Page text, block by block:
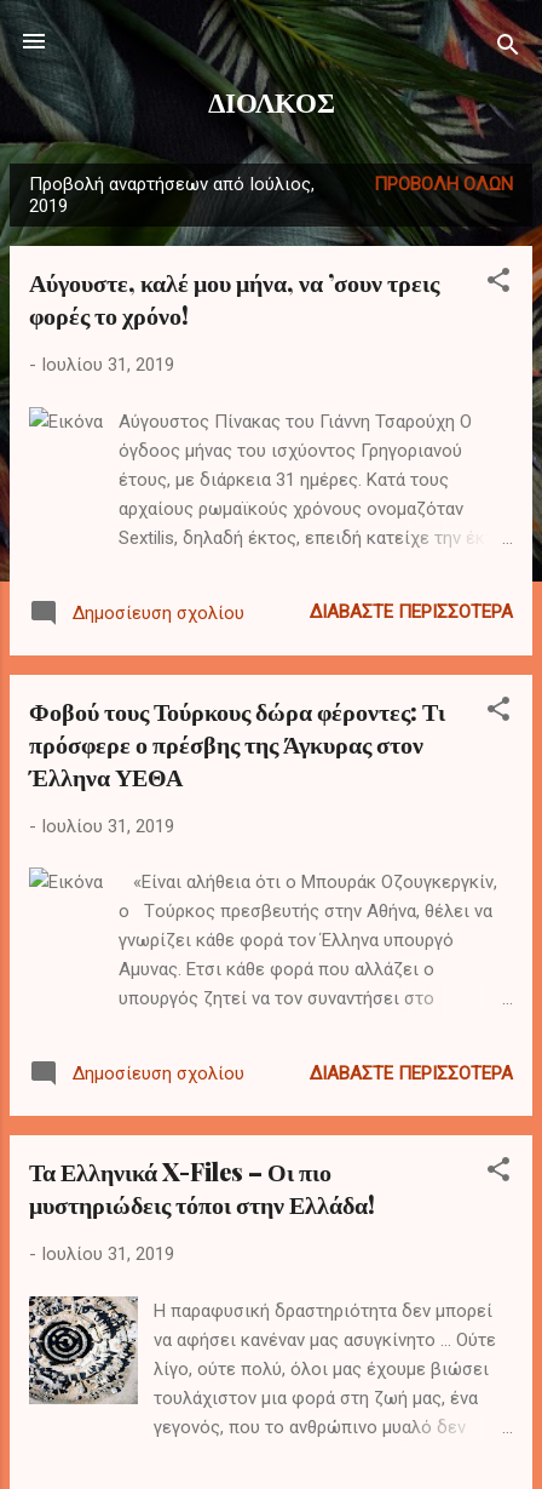
Μετάβαση στο κύριο περιεχόμενο
ΔΙΟΛΚΟΣ
ν
Προβολή αναρτήσεων από Ιούλιος,
2019
ΠΡΟΒΟΛΉ ΌΛΩΝ
Αύγουστε, καλέ μου μήνα, να ’σουν τρεις
φορές το χρόνο!
- Ιουλίου 31, 2019
Αύγουστος Πίνακας του Γιάννη Τσαρούχη Ο
όγδοος μήνας του ισχύοντος Γρηγοριανού
έτους, με διάρκεια 31 ημέρες. Κατά τους
αρχαίους ρωμαϊκούς χρόνους ονομαζόταν
Sextilis, δηλαδή έκτος, επειδή κατείχε την έκτη
προστέθηκαν δύο ακόμη μήνες, ο Ιανουάριος
και ο Φεβρουάριος, και ο Σεξτίλις κατείχε την
ημερολόγιο.
Δημοσίευση σχολίου ΔΙΑΒΆΣΤΕ ΠΕΡΙΣΣΌΤΕΡΑ
Φοβού τους Τούρκους δώρα φέροντες: Τι
πρόσφερε ο πρέσβης της Άγκυρας στον
Έλληνα ΥΕΘΑ
- Ιουλίου 31, 2019
«Eίναι αλήθεια ότι ο Μπουράκ Οζουγκεργκίν,
ο Tούρκος πρεσβευτής στην Αθήνα, θέλει να
γνωρίζει κάθε φορά τον Έλληνα υπουργό
Αμυνας. Ετσι κάθε φορά που αλλάζει ο
υπουργός ζητεί να τον συναντήσει στο
ενδιαφέρουσα παρατήρηση: « Και κάθε φορά
έρχεται με τα δώρα του. Τα ίδια κάθε φορά.
στυλ, στα οποία μάλιστα δίνει ιστορική
διάσταση:
Δημοσίευση σχολίου ΔΙΑΒΆΣΤΕ ΠΕΡΙΣΣΌΤΕΡΑ
Τα Ελληνικά X-Files – Οι πιο
μυστηριώδεις τόποι στην Ελλάδα!
- Ιουλίου 31, 2019
Η παραφυσική δραστηριότητα δεν μπορεί
να αφήσει κανέναν μας ασυγκίνητο … Ούτε
λίγο, ούτε πολύ, όλοι μας έχουμε βιώσει
τουλάχιστον μια φορά στη ζωή μας, ένα
γεγονός, που το ανθρώπινο μυαλό δεν